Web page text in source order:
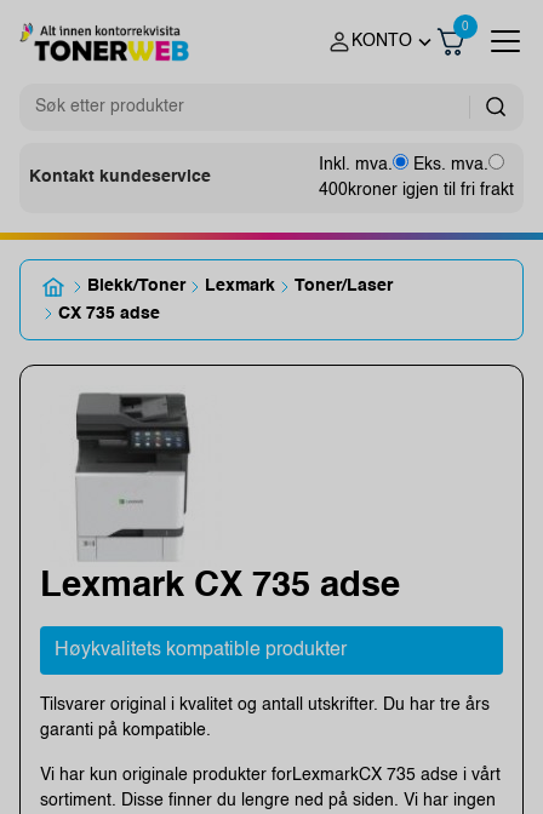
KONTO
0
Kontakt kundeservice
Inkl. mva.
Eks. mva.
400kroner igjen til fri frakt
Blekk/Toner Lexmark
Toner/Laser
CX 735 adse
Lexmark CX 735 adse
Høykvalitets kompatible produkter
Tilsvarer original i kvalitet og antall utskrifter. Du har tre års
garanti på kompatible.
Vi har kun originale produkter forLexmarkCX 735 adse i vårt
sortiment. Disse finner du lengre ned på siden. Vi har ingen